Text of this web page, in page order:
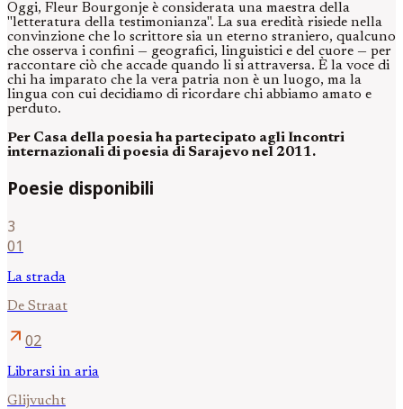
Oggi, Fleur Bourgonje è considerata una maestra della
"letteratura della testimonianza". La sua eredità risiede nella
convinzione che lo scrittore sia un eterno straniero, qualcuno
che osserva i confini — geografici, linguistici e del cuore — per
raccontare ciò che accade quando li si attraversa. È la voce di
chi ha imparato che la vera patria non è un luogo, ma la
lingua con cui decidiamo di ricordare chi abbiamo amato e
perduto.
Per Casa della poesia ha partecipato agli Incontri
internazionali di poesia di Sarajevo nel 2011.
Poesie disponibili
3
01
La strada
De Straat
arrow_outward 02
Librarsi in aria
Glijvucht